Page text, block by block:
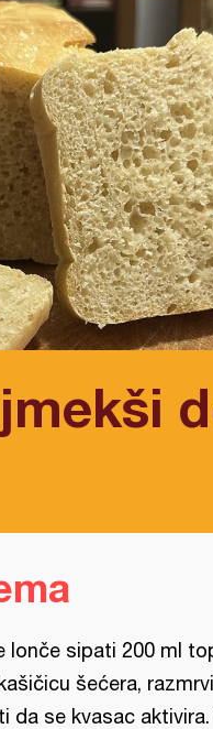
lonče sipati 200 ml
šećera,
da se kvasac